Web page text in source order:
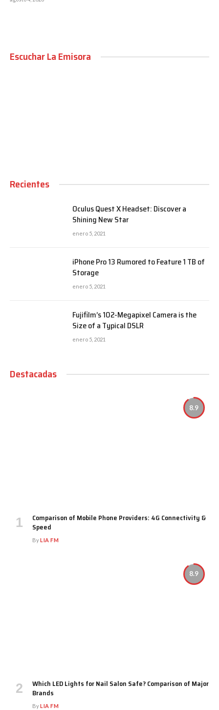
Escuchar La Emisora
Recientes
Oculus Quest X Headset: Discover a
Shining New Star
enero 5, 2021
iPhone Pro 13 Rumored to Feature 1 TB of
Storage
enero 5, 2021
Fujifilm’s 102-Megapixel Camera is the
Size of a Typical DSLR
enero 5, 2021
Destacadas
8.9
Comparison of Mobile Phone Providers: 4G Connectivity &
Speed
ByLIA FM
8.9
Which LED Lights for Nail Salon Safe? Comparison of Major
Brands
ByLIA FM